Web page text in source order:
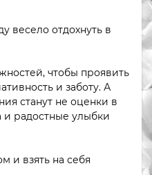
весело отдохнуть в
чтобы проявить
и заботу. А
станут не оценки в
и радостные улыбки
и взять на себя